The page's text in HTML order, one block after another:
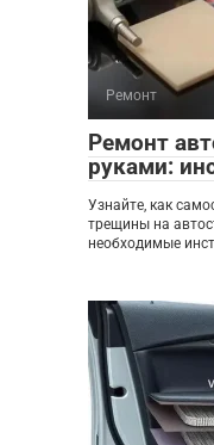
Ремонт
Ремонт
руками:
Узнайте, как
трещины на
необходимые